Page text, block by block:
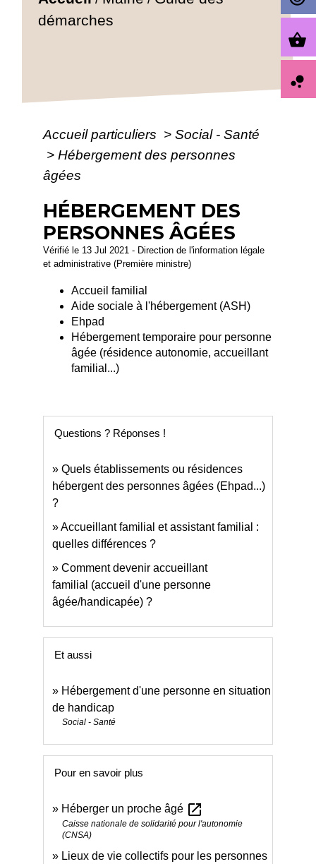
démarches
Accueil particuliers > Social - Santé
> Hébergement des personnes
âgées
HÉBERGEMENT DES
PERSONNES ÂGÉES
Vérifié le 13 Jul 2021 - Direction de l'information légale
et administrative (Première ministre)
Accueil familial
Aide sociale à l'hébergement (ASH)
Ehpad
Hébergement temporaire pour personne
âgée (résidence autonomie, accueillant
familial...)
Questions ? Réponses !
Quels établissements ou résidences
hébergent des personnes âgées (Ehpad...)
?
Accueillant familial et assistant familial :
quelles différences ?
Comment devenir accueillant
familial (accueil d'une personne
âgée/handicapée) ?
Et aussi
Hébergement d'une personne en situation
de handicap
Social - Santé
Pour en savoir plus
Héberger un proche âgé open_in_new
Caisse nationale de solidarité pour l'autonomie
(CNSA)
Lieux de vie collectifs pour les personnes
shopping_basket
bubble_chart